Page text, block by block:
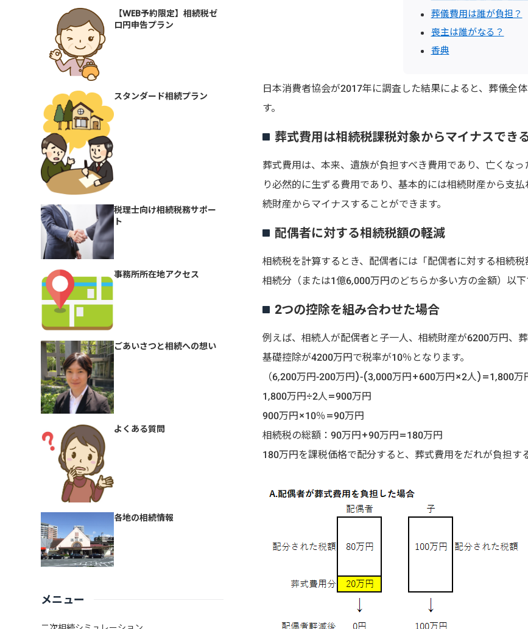
葬儀費用は誰が負担？
喪主は誰がなる？
香典
日本消費者協会が2017年に調査した結果によると、葬儀全
す。
葬式費用は相続税課税対象からマイナスでき
葬式費用は、本来、遺族が負担すべき費用であり、亡くな
り必然的に生ずる費用であり、基本的には相続財産から支
続財産からマイナスすることができます。
配偶者に対する相続税額の軽減
相続税を計算するとき、配偶者には「配偶者に対する相続
相続分（または1億6,000万円のどちらか多い方の金額）以
2つの控除を組み合わせた場合
例えば、相続人が配偶者と子一人、相続財産が6200万円、
基礎控除が4200万円で税率が10％となります。
（6,200万円-200万円)-(3,000万円+600万円×2人)=1,800万
1,800万円÷2人=900万円
900万円×10％=90万円
相続税の総額：90万円+90万円=180万円
180万円を課税価格で配分すると、葬式費用をだれが負担す
【WEB予約限定】相続税ゼ
ロ円申告プラン
スタンダード相続プラン
税理士向け相続税務サポー
ト
事務所所在地アクセス
ごあいさつと相続への想い
よくある質問
各地の相続情報
メニュー